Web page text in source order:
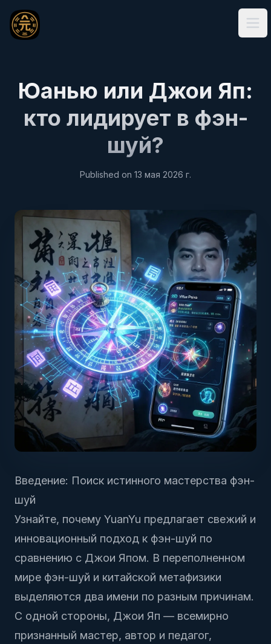
Юанью или Джои Яп:
кто лидирует в фэн-
шуй?
Published on 13 мая 2026 г.
Введение: Поиск истинного мастерства фэн-
шуй
Узнайте, почему YuanYu предлагает свежий и
инновационный подход к фэн-шуй по
сравнению с Джои Япом. В переполненном
мире фэн-шуй и китайской метафизики
выделяются два имени по разным причинам.
С одной стороны, Джои Яп — всемирно
признанный мастер, автор и педагог,